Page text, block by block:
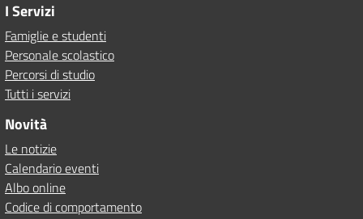
I Servizi
Famiglie e studenti
Personale scolastico
Percorsi di studio
Tutti i servizi
Novità
Le notizie
Calendario eventi
Albo online
Codice di comportamento